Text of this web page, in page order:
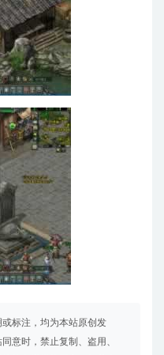
标注，均为本站原创发
意时，禁止复制、盗用、